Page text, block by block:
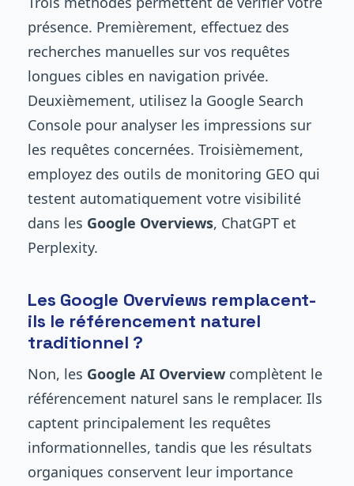
présence. Premièrement, effectuez des
recherches manuelles sur vos requêtes
longues cibles en navigation privée.
Deuxièmement, utilisez la Google Search
Console pour analyser les impressions sur
les requêtes concernées. Troisièmement,
employez des outils de monitoring GEO qui
testent automatiquement votre visibilité
dans les Google Overviews, ChatGPT et
Perplexity.
Les Google Overviews remplacent-
ils le référencement naturel
traditionnel ?
Non, les Google AI Overview complètent le
référencement naturel sans le remplacer. Ils
captent principalement les requêtes
informationnelles, tandis que les résultats
organiques conservent leur importance